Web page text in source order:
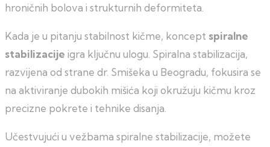
hroničnih bolova i strukturnih deformiteta.
Kada je u pitanju stabilnost kičme, koncept spiralne
stabilizacije igra ključnu ulogu. Spiralna stabilizacija,
razvijena od strane dr. Smišeka u Beogradu, fokusira se
na aktiviranje dubokih mišića koji okružuju kičmu kroz
precizne pokrete i tehnike disanja.
Učestvujući u vežbama spiralne stabilizacije, možete